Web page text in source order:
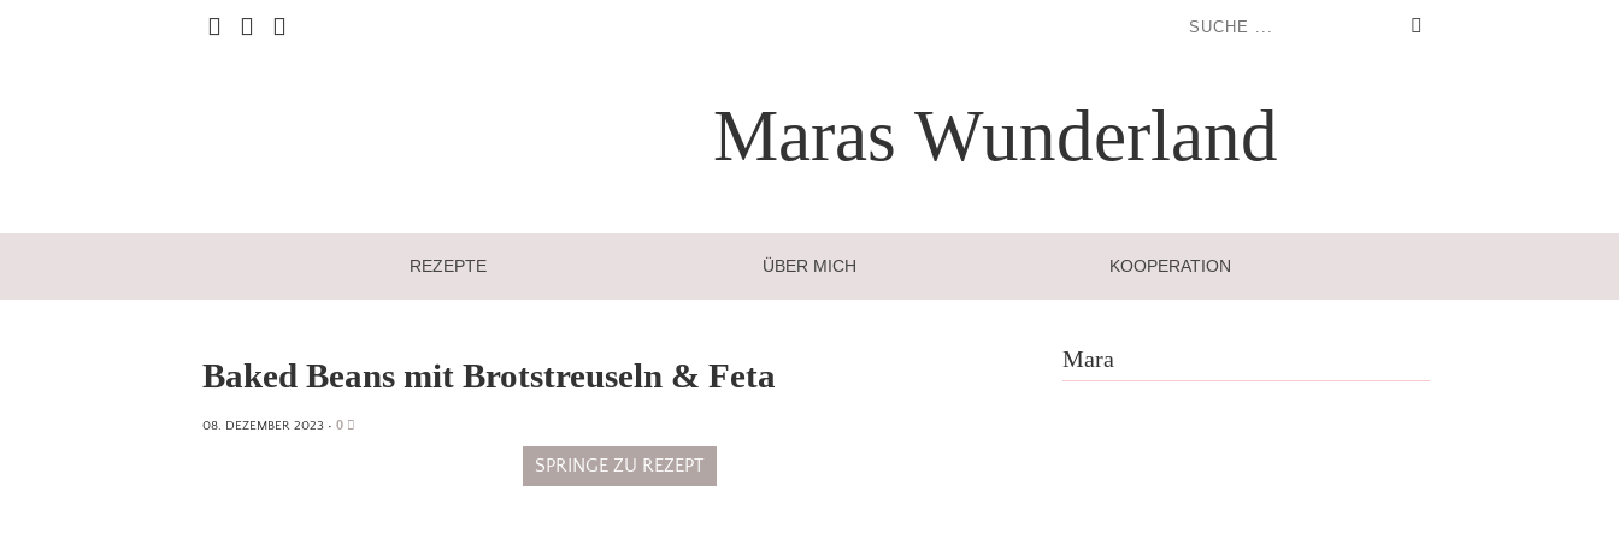
Maras Wunderland
REZEPTE ÜBER MICH KOOPERATION
Baked Beans mit Brotstreuseln & Feta
08. DEZEMBER 2023 • 0
SPRINGE ZU REZEPT
Mara